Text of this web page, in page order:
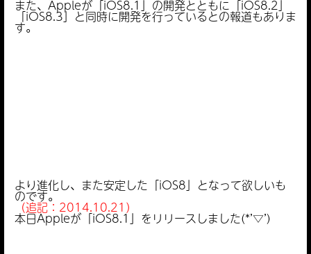
また、Appleが「iOS8.1」の開発とともに「iOS8.2」
「iOS8.3」と同時に開発を行っているとの報道もありま
す。
より進化し、また安定した「iOS8」となって欲しいも
のです。
（追記：2014.10.21）
本日Appleが「iOS8.1」をリリースしました(*’▽’)